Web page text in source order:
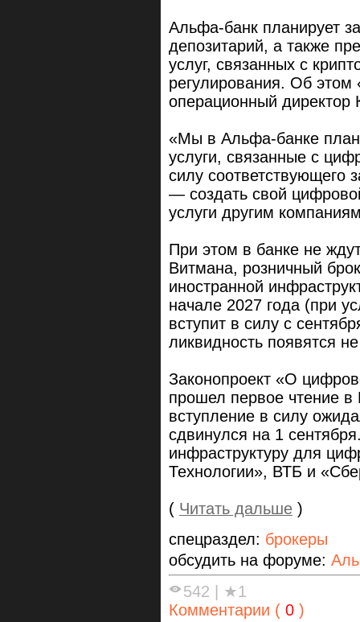
Альфа-банк планирует
депозитарий, а также
услуг, связанных с
регулирования. Об
операционный
«Мы в Альфа-банке
услуги, связанные с
силу соответствующего
— создать свой
услуги другим
При этом в банке не
Витмана, розничный
иностранной
начале 2027 года (при
вступит в силу с
ликвидность появятся
Законопроект «О
прошел первое чтение в
вступление в силу
сдвинулся на 1
инфраструктуру для
Технологии», ВТБ и
( Читать дальше )
спецраздел: брокеры
обсудить на форуме:
542
★1
Комментарии ( 0 )